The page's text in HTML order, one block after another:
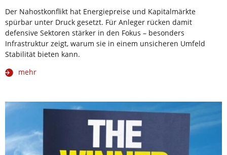
Der Nahostkonflikt hat Energiepreise und Kapitalmärkte
spürbar unter Druck gesetzt. Für Anleger rücken damit
defensive Sektoren stärker in den Fokus – besonders
Infrastruktur zeigt, warum sie in einem unsicheren Umfeld
Stabilität bieten kann.
mehr